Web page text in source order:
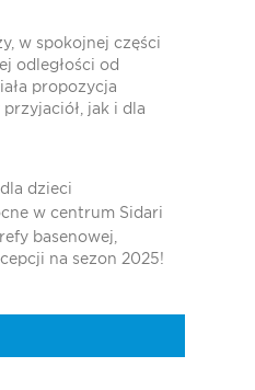
w spokojnej części
odległości od
propozycja
jak i dla
dzieci
w centrum Sidari
basenowej,
na sezon 2025!